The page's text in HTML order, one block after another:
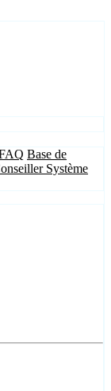
Base de
Système